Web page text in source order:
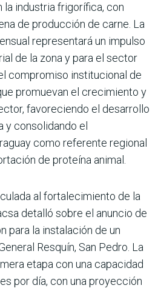
la industria fri­gorífica, con
de producción de carne. La
representará un impulso
de la zona y para el sector
compromiso institucional de
promuevan el crecimiento y
favoreciendo el desarrollo
y consolidando el
como referente regional
de proteína animal.
al fortalecimiento de la
detalló sobre el anuncio de
para la instalación de un
Resquín, San Pedro. La
etapa con una capacidad
por día, con una proyección